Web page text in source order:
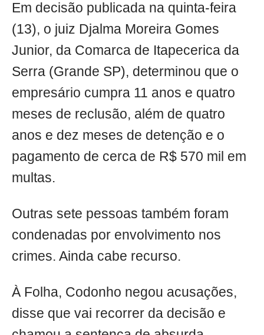
Em decisão publicada na quinta-feira
(13), o juiz Djalma Moreira Gomes
Junior, da Comarca de Itapecerica da
Serra (Grande SP), determinou que o
empresário cumpra 11 anos e quatro
meses de reclusão, além de quatro
anos e dez meses de detenção e o
pagamento de cerca de R$ 570 mil em
multas.
Outras sete pessoas também foram
condenadas por envolvimento nos
crimes. Ainda cabe recurso.
À Folha, Codonho negou acusações,
disse que vai recorrer da decisão e